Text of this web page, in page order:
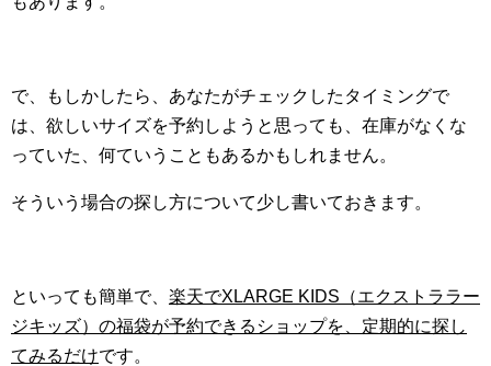
で、もしかしたら、あなたがチェックしたタイミングで
は、欲しいサイズを予約しようと思っても、在庫がなくな
っていた、何ていうこともあるかもしれません。
そういう場合の探し方について少し書いておきます。
といっても簡単で、 楽天でXLARGE KIDS（エクストララー
ジキッズ）の福袋が予約できるショップを、定期的に探し
てみるだけです。